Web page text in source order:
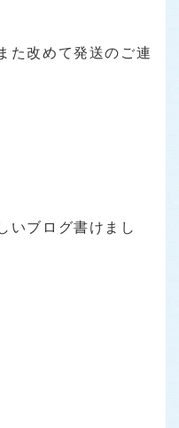
た改めて発送のご連
いブログ書けまし